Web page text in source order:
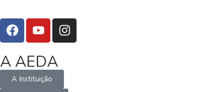
A AEDA
A Instituição